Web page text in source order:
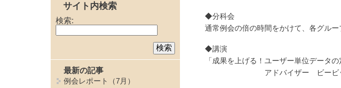
◆分科会
通常例会の倍の時間をかけて、各グル
◆講演
「成果を上げる！ユーザー単位データの
アドバイザー ビー
サイト内検索
検索:
最新の記事
例会レポート（7月）